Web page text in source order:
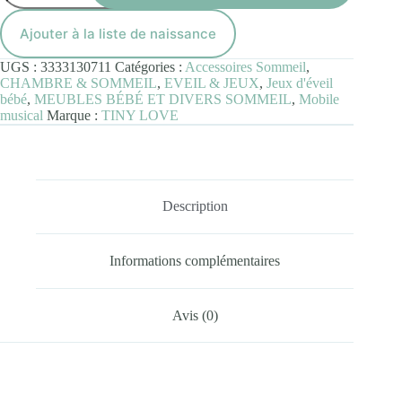
Musical
de
Luxe
Trésor
de
l'Océan
(0-
5M)
Ajouter à la liste de naissance
UGS : 3333130711 Catégories : Accessoires Sommeil,
CHAMBRE & SOMMEIL, EVEIL & JEUX, Jeux d'éveil
bébé, MEUBLES BÉBÉ ET DIVERS SOMMEIL, Mobile
musical Marque : TINY LOVE
Description
Informations complémentaires
Avis (0)